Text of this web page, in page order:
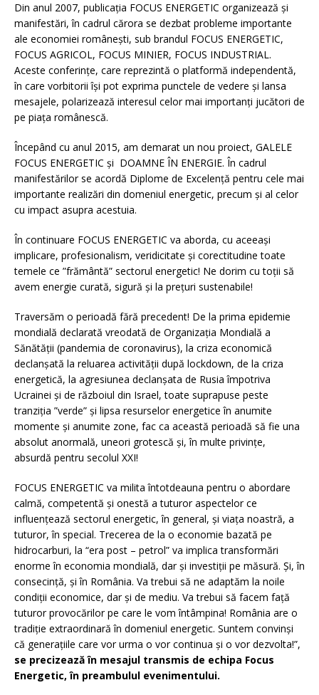
Din anul 2007, publicaţia FOCUS ENERGETIC organizează şi
manifestări, în cadrul cărora se dezbat probleme importante
ale economiei româneşti, sub brandul FOCUS ENERGETIC,
FOCUS AGRICOL, FOCUS MINIER, FOCUS INDUSTRIAL.
Aceste conferinţe, care reprezintă o platformă independentă,
în care vorbitorii îşi pot exprima punctele de vedere şi lansa
mesajele, polarizează interesul celor mai importanţi jucători de
pe piaţa românescă.
Începând cu anul 2015, am demarat un nou proiect, GALELE
FOCUS ENERGETIC și DOAMNE ÎN ENERGIE. În cadrul
manifestărilor se acordă Diplome de Excelenţă pentru cele mai
importante realizări din domeniul energetic, precum şi al celor
cu impact asupra acestuia.
În continuare FOCUS ENERGETIC va aborda, cu aceeași
implicare, profesionalism, veridicitate și corectitudine toate
temele ce ”frământă” sectorul energetic! Ne dorim cu toții să
avem energie curată, sigură și la prețuri sustenabile!
Traversăm o perioadă fără precedent! De la prima epidemie
mondială declarată vreodată de Organizația Mondială a
Sănătății (pandemia de coronavirus), la criza economică
declanșată la reluarea activității după lockdown, de la criza
energetică, la agresiunea declanșata de Rusia împotriva
Ucrainei și de războiul din Israel, toate suprapuse peste
tranziția ”verde” și lipsa resurselor energetice în anumite
momente și anumite zone, fac ca această perioadă să fie una
absolut anormală, uneori grotescă și, în multe privințe,
absurdă pentru secolul XXI!
FOCUS ENERGETIC va milita întotdeauna pentru o abordare
calmă, competentă și onestă a tuturor aspectelor ce
influențează sectorul energetic, în general, și viața noastră, a
tuturor, în special. Trecerea de la o economie bazată pe
hidrocarburi, la “era post – petrol” va implica transformări
enorme în economia mondială, dar şi investiţii pe măsură. Și, în
consecință, și în România. Va trebui să ne adaptăm la noile
condiții economice, dar și de mediu. Va trebui să facem față
tuturor provocărilor pe care le vom întâmpina! România are o
tradiție extraordinară în domeniul energetic. Suntem convinși
că generațiile care vor urma o vor continua și o vor dezvolta!”,
se precizează în mesajul transmis de echipa Focus
Energetic, în preambulul evenimentului.